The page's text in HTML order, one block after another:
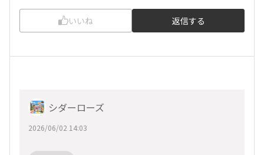
いいね 返信する
シダーローズ
2026/06/02 14:03